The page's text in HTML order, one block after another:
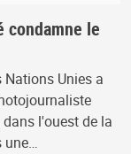
condamne le
Unies a
l'ouest de la
une…